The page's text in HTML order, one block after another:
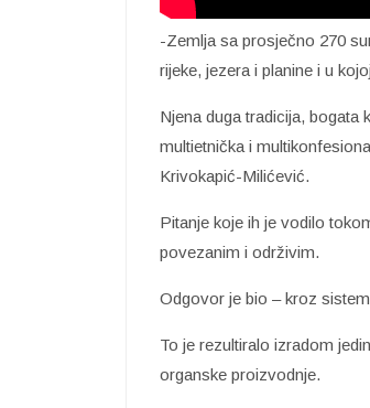
-Zemlja sa prosječno 270
rijeke, jezera i planine i u
Njena duga tradicija, bogata
multietnička i
Krivokapić-Milićević.
Pitanje koje ih je vodilo
povezanim i održivim.
Odgovor je bio – kroz
To je rezultiralo izradom
organske proizvodnje.